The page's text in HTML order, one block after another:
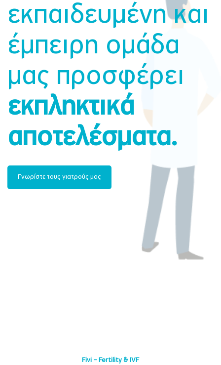
εκπαιδευμένη και
έμπειρη ομάδα
μας προσφέρει
εκπληκτικά
αποτελέσματα.
Γνωρίστε τους γιατρούς μας
Fivi – Fertility & IVF